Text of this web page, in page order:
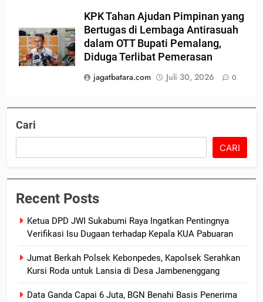
KPK Tahan Ajudan Pimpinan yang
Bertugas di Lembaga Antirasuah
dalam OTT Bupati Pemalang,
Diduga Terlibat Pemerasan
jagatbatara.com
Juli 30, 2026 0
Cari
CARI
Recent Posts
Ketua DPD JWI Sukabumi Raya Ingatkan Pentingnya
Verifikasi Isu Dugaan terhadap Kepala KUA Pabuaran
Jumat Berkah Polsek Kebonpedes, Kapolsek Serahkan
Kursi Roda untuk Lansia di Desa Jambenenggang
Data Ganda Capai 6 Juta, BGN Benahi Basis Penerima